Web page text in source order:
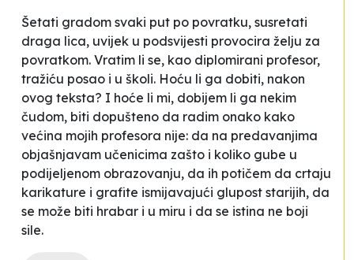
Šetati gradom svaki put po povratku, susretati
draga lica, uvijek u podsvijesti provocira želju za
povratkom. Vratim li se, kao diplomirani profesor,
tražiću posao i u školi. Hoću li ga dobiti, nakon
ovog teksta? I hoće li mi, dobijem li ga nekim
čudom, biti dopušteno da radim onako kako
većina mojih profesora nije: da na predavanjima
objašnjavam učenicima zašto i koliko gube u
podijeljenom obrazovanju, da ih potičem da crtaju
karikature i grafite ismijavajući glupost starijih, da
se može biti hrabar i u miru i da se istina ne boji
sile.